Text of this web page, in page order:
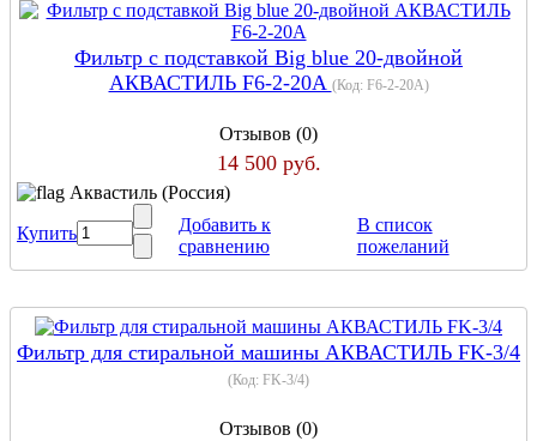
Фильтр с подставкой Big blue 20-двойной
АКВАСТИЛЬ F6-2-20A (Код: F6-2-20A)
Отзывов (0)
14 500 руб.
Аквастиль (Россия)
Купить
Добавить к
сравнению
В список
пожеланий
Фильтр для стиральной машины АКВАСТИЛЬ FK-3/4
(Код: FK-3/4)
Отзывов (0)